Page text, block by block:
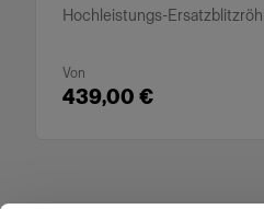
Hochleistungs-
Von
439,00 €